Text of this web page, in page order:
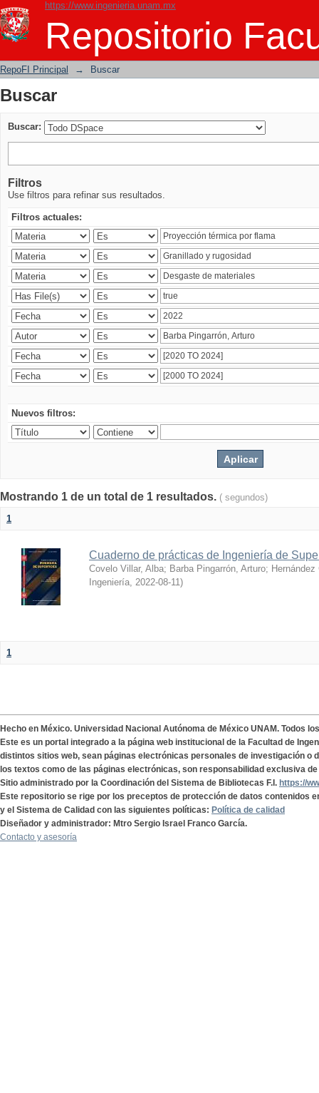
https://www.ingenieria.unam.mx
Repositorio
Buscar
RepoFI Principal → Buscar
Buscar
Buscar:
Filtros
Use filtros para refinar sus resultados.
Filtros actuales:
Nuevos filtros:
Mostrando 1 de un total de 1 resultados. ( segundos)
1
Cuaderno de prácticas de Ingeniería de
Covelo Villar, Alba; Barba Pingarrón, Arturo;
Ingeniería, 2022-08-11)
1
Hecho en México. Universidad Nacional Autónoma de México UNAM. Todos
Este es un portal integrado a la página web institucional de la Facultad de
distintos sitios web, sean páginas electrónicas personales de investigación o
los textos como de las páginas electrónicas, son responsabilidad exclusiva
Sitio administrado por la Coordinación del Sistema de Bibliotecas F.I. https://
Este repositorio se rige por los preceptos de protección de datos contenidos
y el Sistema de Calidad con las siguientes políticas: Política de calidad
Diseñador y administrador: Mtro Sergio Israel Franco García.
Contacto y asesoría